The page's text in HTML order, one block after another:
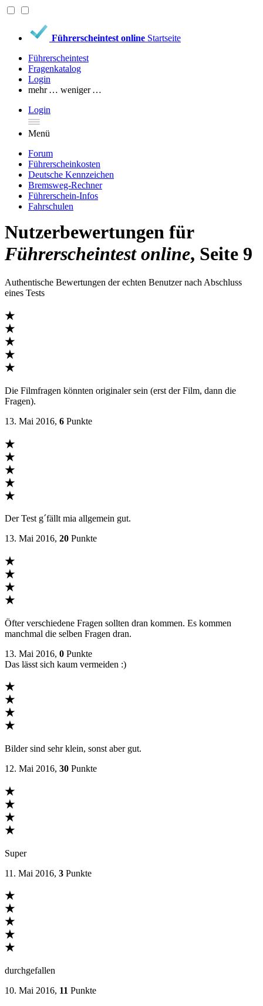
Führerscheintest online Startseite
Führerscheintest
Fragenkatalog
Login
mehr … weniger …
Login
Menü
Forum
Führerscheinkosten
Deutsche Kennzeichen
Bremsweg-Rechner
Führerschein-Infos
Fahrschulen
Nutzerbewertungen für
Führerscheintest online, Seite 9
Authentische Bewertungen der echten Benutzer nach Abschluss
eines Tests
★
★
★
★
★
Die Filmfragen könnten originaler sein (erst der Film, dann die
Fragen).
13. Mai 2016, 6 Punkte
★
★
★
★
★
Der Test g´fällt mia allgemein gut.
13. Mai 2016, 20 Punkte
★
★
★
★
Öfter verschiedene Fragen sollten dran kommen. Es kommen
manchmal die selben Fragen dran.
13. Mai 2016, 0 Punkte
Das lässt sich kaum vermeiden :)
★
★
★
★
Bilder sind sehr klein, sonst aber gut.
12. Mai 2016, 30 Punkte
★
★
★
★
Super
11. Mai 2016, 3 Punkte
★
★
★
★
★
durchgefallen
10. Mai 2016, 11 Punkte